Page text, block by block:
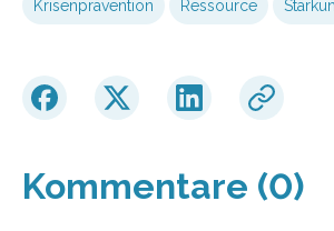
Krisenprävention Ressource
Kommentare (0)